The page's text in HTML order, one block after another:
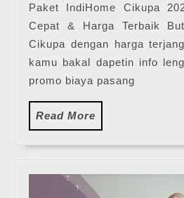
Paket IndiHome Cikupa
Cepat & Harga Terbaik
Cikupa dengan harga
kamu bakal dapetin info
promo biaya pasang
Read More
More